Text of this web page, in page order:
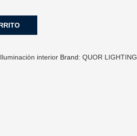
Iluminaciòn interior Brand:QUOR LIGHTING